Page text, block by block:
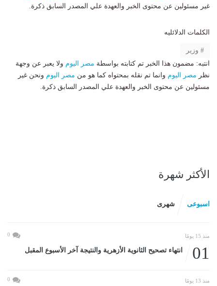
غير مسئولين عن محتوى الخبر والعهدة علي المصدر السابق ذكرة.
الكلمات الدلائليه
وزير
انتبه: مضمون هذا الخبر تم كتابته بواسطة مصر اليوم ولا يعبر عن وجهة
نظر مصر اليوم وانما تم نقله بمحتواه كما هو من مصر اليوم ونحن غير
مسئولين عن محتوى الخبر والعهدة علي المصدر السابق ذكرة.
الأكثر شهرة
اسبوعى شهرى
منذ 15 يومًا 0
01 انتهاء تصحيح الثانوية الأزهرية والنتيجة آخر الأسبوع المقبل
منذ 13 يومًا 0